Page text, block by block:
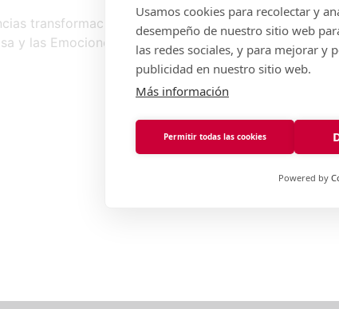
transformacionales a través del Método CARE
y las Emociones).
Usamos cookies para recolectar y
desempeño de nuestro sitio web
las redes sociales, y para mejorar y
publicidad en nuestro sitio web.
Más información
Permitir todas las cookies
Powered by